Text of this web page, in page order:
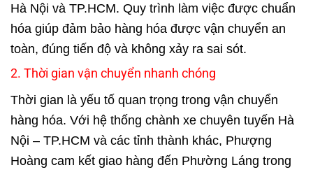
Hà Nội và TP.HCM. Quy trình làm việc được chuẩn
hóa giúp đảm bảo hàng hóa được vận chuyển an
toàn, đúng tiến độ và không xảy ra sai sót.
2. Thời gian vận chuyển nhanh chóng
Thời gian là yếu tố quan trọng trong vận chuyển
hàng hóa. Với hệ thống chành xe chuyên tuyến Hà
Nội – TP.HCM và các tỉnh thành khác, Phượng
Hoàng cam kết giao hàng đến Phường Láng trong